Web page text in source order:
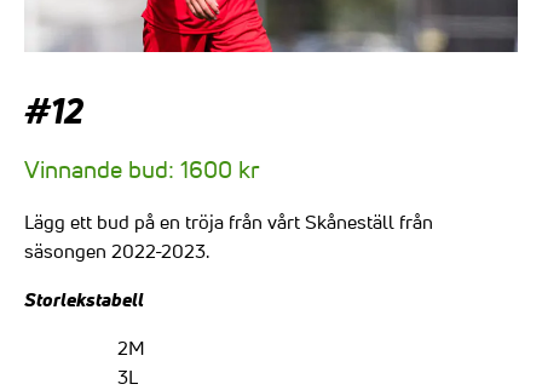
#12
Vinnande bud: 1600 kr
Lägg ett bud på en tröja från vårt Skåneställ från
säsongen 2022-2023.
Storlekstabell
2M
3L